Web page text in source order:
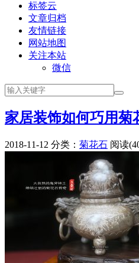
标签云
文章归档
友情链接
网站地图
关注本站
微信
家居装饰如何巧用菊
2018-11-12 分类： 菊花石 阅读